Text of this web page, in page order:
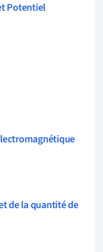
Potentiel
de la quantité de